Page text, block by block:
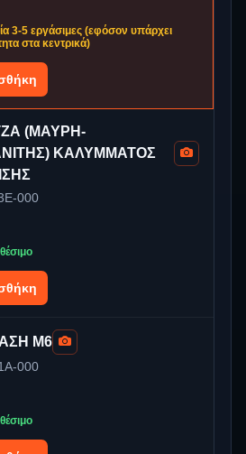
3-5 εργάσιμες (εφόσον υπάρχει
στα κεντρικά)
(ΜΑΥΡΗ-
ΚΑΛΥΜΜΑΤΟΣ
000
M6
000